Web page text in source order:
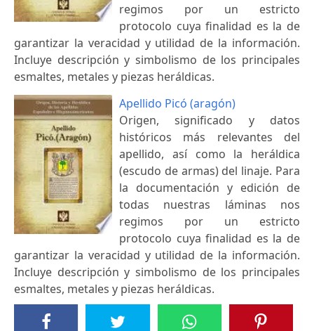
regimos por un estricto
protocolo cuya finalidad es la de
garantizar la veracidad y utilidad de la información.
Incluye descripción y simbolismo de los principales
esmaltes, metales y piezas heráldicas.
Apellido Picó (aragón)
Origen, significado y datos
históricos más relevantes del
apellido, así como la heráldica
(escudo de armas) del linaje. Para
la documentación y edición de
todas nuestras láminas nos
regimos por un estricto
protocolo cuya finalidad es la de
garantizar la veracidad y utilidad de la información.
Incluye descripción y simbolismo de los principales
esmaltes, metales y piezas heráldicas.